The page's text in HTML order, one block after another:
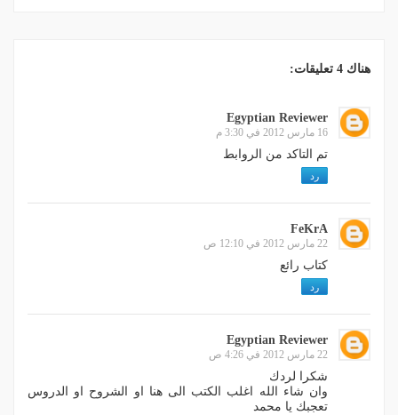
هناك 4 تعليقات:
Egyptian Reviewer
16 مارس 2012 في 3:30 م
تم التاكد من الروابط
رد
FeKrA
22 مارس 2012 في 12:10 ص
كتاب رائع
رد
Egyptian Reviewer
22 مارس 2012 في 4:26 ص
شكرا لردك
وان شاء الله اغلب الكتب الى هنا او الشروح او الدروس
تعجبك يا محمد